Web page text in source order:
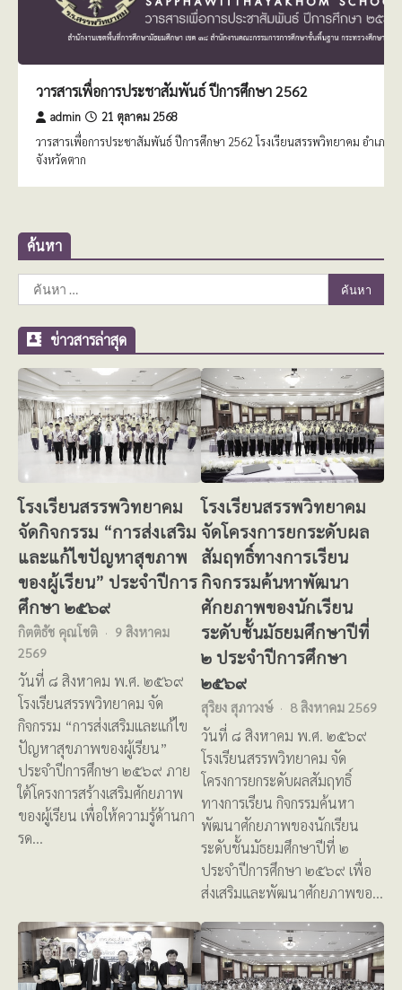
วารสารเพื่อการประชาสัมพันธ์ ปีการศึกษา 2562
admin 21 ตุลาคม 2568
วารสารเพื่อการประชาสัมพันธ์ ปีการศึกษา 2562 โรงเรียนสรรพวิทยาคม อำเภอ
จังหวัดตาก
ค้นหา
ค้นหา
สำหรับ:
ข่าวสารล่าสุด
โรงเรียนสรรพวิทยาคม
จัดกิจกรรม “การส่งเสริม
และแก้ไขปัญหาสุขภาพ
ของผู้เรียน” ประจำปีการ
ศึกษา ๒๕๖๙
กิตติธัช คุณโชติ
9 สิงหาคม
2569
วันที่ ๘ สิงหาคม พ.ศ. ๒๕๖๙
โรงเรียนสรรพวิทยาคม จัด
กิจกรรม “การส่งเสริมและแก้ไข
ปัญหาสุขภาพของผู้เรียน”
ประจำปีการศึกษา ๒๕๖๙ ภาย
ใต้โครงการสร้างเสริมศักยภาพ
ของผู้เรียน เพื่อให้ความรู้ด้านกา
รด…
โรงเรียนสรรพวิทยาคม
จัดโครงการยกระดับผล
สัมฤทธิ์ทางการเรียน
กิจกรรมค้นหาพัฒนา
ศักยภาพของนักเรียน
ระดับชั้นมัธยมศึกษาปีที่
๒ ประจำปีการศึกษา
๒๕๖๙
สุริยง สุภาวงษ์ 8 สิงหาคม 2569
วันที่ ๘ สิงหาคม พ.ศ. ๒๕๖๙
โรงเรียนสรรพวิทยาคม จัด
โครงการยกระดับผลสัมฤทธิ์
ทางการเรียน กิจกรรมค้นหา
พัฒนาศักยภาพของนักเรียน
ระดับชั้นมัธยมศึกษาปีที่ ๒
ประจำปีการศึกษา ๒๕๖๙ เพื่อ
ส่งเสริมและพัฒนาศักยภาพขอ…